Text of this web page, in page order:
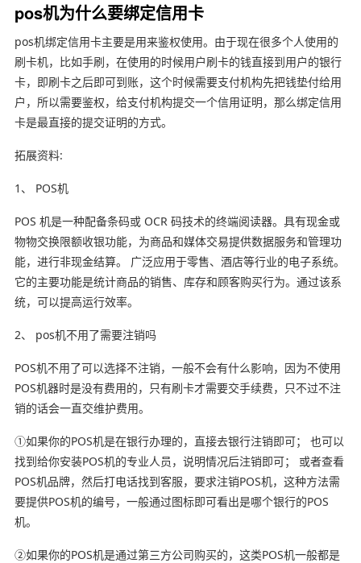
pos机为什么要绑定信用卡
pos机绑定信用卡主要是用来鉴权使用。由于现在很多个人使用的
刷卡机，比如手刷，在使用的时候用户刷卡的钱直接到用户的银行
卡，即刷卡之后即可到账，这个时候需要支付机构先把钱垫付给用
户，所以需要鉴权，给支付机构提交一个信用证明，那么绑定信用
卡是最直接的提交证明的方式。
拓展资料:
1、 POS机
POS 机是一种配备条码或 OCR 码技术的终端阅读器。具有现金或
物物交换限额收银功能，为商品和媒体交易提供数据服务和管理功
能，进行非现金结算。 广泛应用于零售、酒店等行业的电子系统。
它的主要功能是统计商品的销售、库存和顾客购买行为。通过该系
统，可以提高运行效率。
2、 pos机不用了需要注销吗
POS机不用了可以选择不注销，一般不会有什么影响，因为不使用
POS机器时是没有费用的，只有刷卡才需要交手续费，只不过不注
销的话会一直交维护费用。
①如果你的POS机是在银行办理的，直接去银行注销即可； 也可以
找到给你安装POS机的专业人员，说明情况后注销即可； 或者查看
POS机品牌，然后打电话找到客服，要求注销POS机，这种方法需
要提供POS机的编号，一般通过图标即可看出是哪个银行的POS
机。
②如果你的POS机是通过第三方公司购买的，这类POS机一般都是